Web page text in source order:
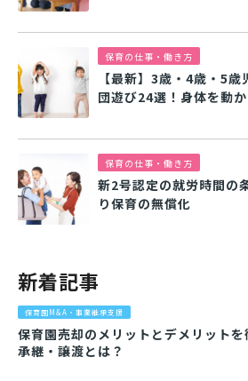
保育の仕事・働き方
【最新】3歳・4歳・5
団遊び24選！身体を動
保育の仕事・働き方
新2号認定の就労時間の
り保育の無償化
新着記事
保育園M&A・事業継承支援
保育園売却のメリットとデメリット
承継・譲渡とは？